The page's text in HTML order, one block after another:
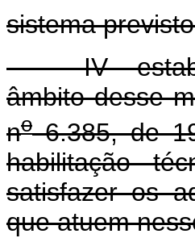
sistema
IV -
âmbito desse
no6.385, de
habilitação
satisfazer os
que atuem